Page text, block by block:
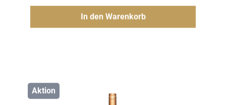
In den Warenkorb
Hinzufügen
Aktion